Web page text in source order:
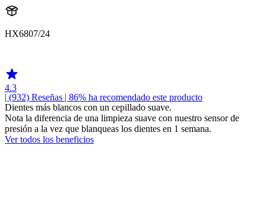
HX6807/24
4.3
| (932) Reseñas | 86% ha recomendado este producto
Dientes más blancos con un cepillado suave.
Nota la diferencia de una limpieza suave con nuestro sensor de
presión a la vez que blanqueas los dientes en 1 semana.
Ver todos los beneficios